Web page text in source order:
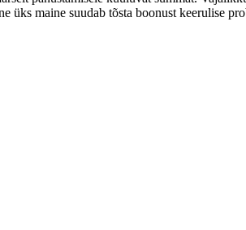
üks maine suudab tõsta boonust keerulise